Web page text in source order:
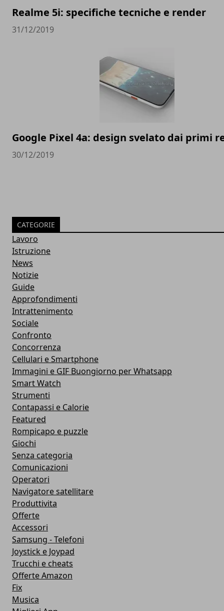
Realme 5i: specifiche tecniche e render
31/12/2019
Google Pixel 4a: design svelato dai primi
30/12/2019
CATEGORIE
Lavoro
Istruzione
News
Notizie
Guide
Approfondimenti
Intrattenimento
Sociale
Confronto
Concorrenza
Cellulari e Smartphone
Immagini e GIF Buongiorno per Whatsapp
Smart Watch
Strumenti
Contapassi e Calorie
Featured
Rompicapo e puzzle
Giochi
Senza categoria
Comunicazioni
Operatori
Navigatore satellitare
Produttivita
Offerte
Accessori
Samsung - Telefoni
Joystick e Joypad
Trucchi e cheats
Offerte Amazon
Fix
Musica